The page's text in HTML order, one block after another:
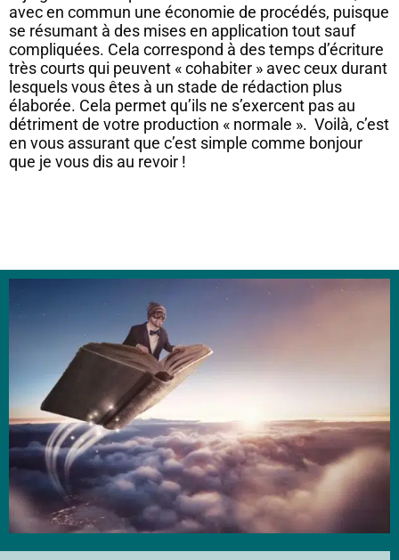
avec en commun une économie de procédés, puisque
se résumant à des mises en application tout sauf
compliquées. Cela correspond à des temps d’écriture
très courts qui peuvent « cohabiter » avec ceux durant
lesquels vous êtes à un stade de rédaction plus
élaborée. Cela permet qu’ils ne s’exercent pas au
détriment de votre production « normale ». Voilà, c’est
en vous assurant que c’est simple comme bonjour
que je vous dis au revoir !